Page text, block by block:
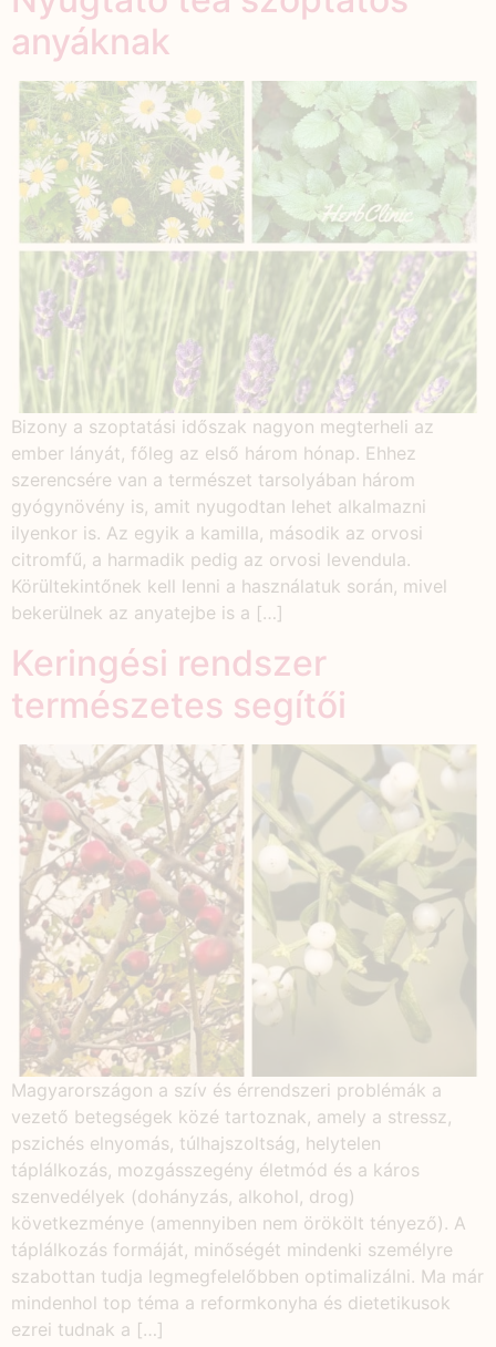
anyáknak
Bizony a szoptatási időszak nagyon megterheli az
ember lányát, főleg az első három hónap. Ehhez
szerencsére van a természet tarsolyában három
gyógynövény is, amit nyugodtan lehet alkalmazni
ilyenkor is. Az egyik a kamilla, második az orvosi
citromfű, a harmadik pedig az orvosi levendula.
Körültekintőnek kell lenni a használatuk során, mivel
bekerülnek az anyatejbe is a […]
Keringési rendszer
természetes segítői
Magyarországon a szív és érrendszeri problémák a
vezető betegségek közé tartoznak, amely a stressz,
pszichés elnyomás, túlhajszoltság, helytelen
táplálkozás, mozgásszegény életmód és a káros
szenvedélyek (dohányzás, alkohol, drog)
következménye (amennyiben nem örökölt tényező). A
táplálkozás formáját, minőségét mindenki személyre
szabottan tudja legmegfelelőbben optimalizálni. Ma már
mindenhol top téma a reformkonyha és dietetikusok
ezrei tudnak a […]